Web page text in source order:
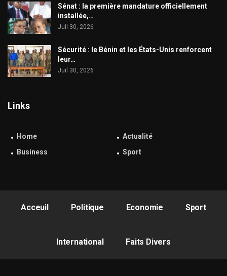
Sénat : la première mandature officiellement
installée,…
Juil 30, 2026
Sécurité : le Bénin et les États-Unis renforcent
leur…
Juil 30, 2026
Links
Home
Actualité
Business
Sport
Acceuil Politique Economie Sport
International Faits Divers